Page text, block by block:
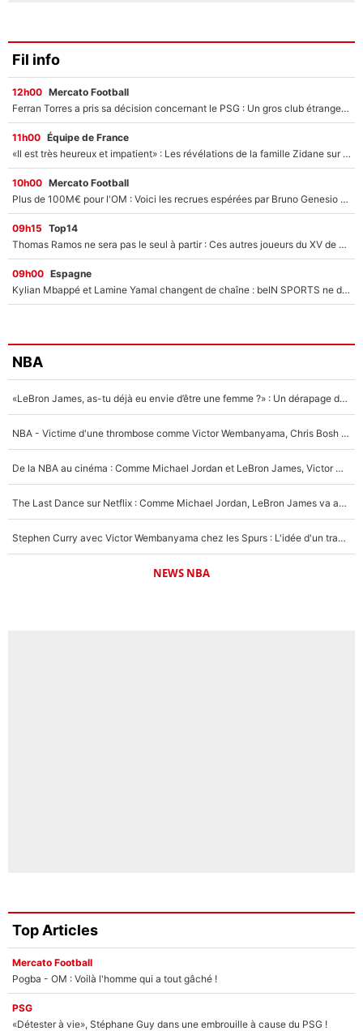
Fil info
12h00 Mercato Football
Ferran Torres a pris sa décision concernant le PSG : Un gros club étranger prêt à relancer le feuilleton pour la signature du champion du monde 2026 !
11h00 Équipe de France
«Il est très heureux et impatient» : Les révélations de la famille Zidane sur sa prise de pouvoir en équipe de France !
10h00 Mercato Football
Plus de 100M€ pour l'OM : Voici les recrues espérées par Bruno Genesio et Grégory Lorenzi après l’opération dégraissage
09h15 Top14
Thomas Ramos ne sera pas le seul à partir : Ces autres joueurs du XV de France pourraient aussi quitter le Stade Toulousain, un club de Top 14 est déjà sur les rangs
09h00 Espagne
Kylian Mbappé et Lamine Yamal changent de chaîne : beIN SPORTS ne digère pas cette décision historique et prédit un fiasco pour la Liga
NBA
«LeBron James, as-tu déjà eu envie d’être une femme ?» : Un dérapage de Donald Trump sur la superstar de la NBA refait surface
NBA - Victime d'une thrombose comme Victor Wembanyama, Chris Bosh prévient le Français des risques sur sa santé : «J’ai failli mourir sur le coup et j’ai été ramené à la vie»
De la NBA au cinéma : Comme Michael Jordan et LeBron James, Victor Wembanyama rêve d'une carrière d'acteur !
The Last Dance sur Netflix : Comme Michael Jordan, LeBron James va avoir le droit à sa série !
Stephen Curry avec Victor Wembanyama chez les Spurs : L'idée d'un trade historique est lancée en NBA !
NEWS NBA
Top Articles
Mercato Football
Pogba - OM : Voilà l'homme qui a tout gâché !
PSG
«Détester à vie», Stéphane Guy dans une embrouille à cause du PSG !